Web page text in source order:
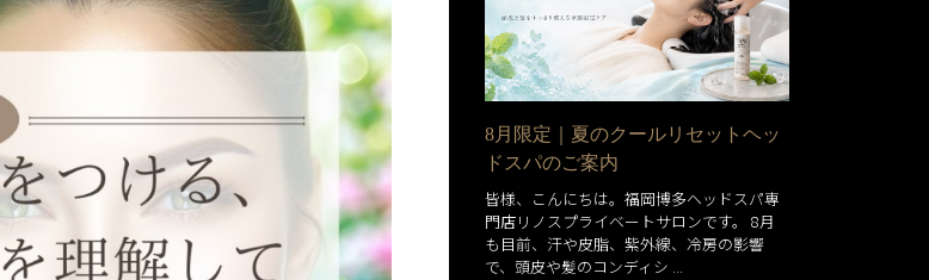
8月限定｜夏のクールリセットヘッ
ドスパのご案内
皆様、こんにちは。福岡博多ヘッドスパ専
門店リノスプライベートサロンです。 8月
も目前、汗や皮脂、紫外線、冷房の影響
で、頭皮や髪のコンディシ ...